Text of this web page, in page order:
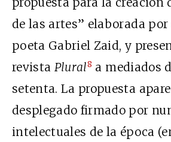
de las artes” elaborada
poeta Gabriel Zaid, y
revista Plural8 a mediados
setenta. La propuesta
desplegado firmado por
intelectuales de la época